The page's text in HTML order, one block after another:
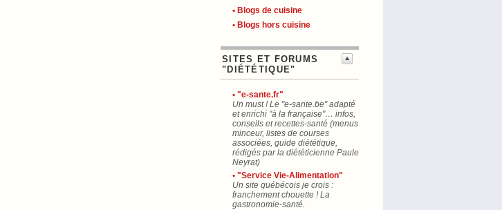
• Blogs de cuisine
• Blogs hors cuisine
SITES ET FORUMS
"DIÉTÉTIQUE"
• "e-sante.fr"
Un must ! Le "e-sante.be" adapté
et enrichi "à la française"… infos,
conseils et recettes-santé (menus
minceur, listes de courses
associées, guide diététique,
rédigés par la diététicienne Paule
Neyrat)
• "Service Vie-Alimentation"
Un site québécois je crois :
franchement chouette ! La
gastronomie-santé.